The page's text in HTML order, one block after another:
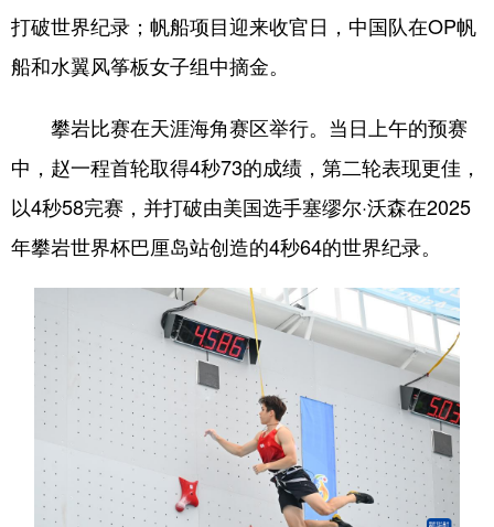
打破世界纪录；帆船项目迎来收官日，中国队在OP帆
船和水翼风筝板女子组中摘金。
攀岩比赛在天涯海角赛区举行。当日上午的预赛
中，赵一程首轮取得4秒73的成绩，第二轮表现更佳，
以4秒58完赛，并打破由美国选手塞缪尔·沃森在2025
年攀岩世界杯巴厘岛站创造的4秒64的世界纪录。